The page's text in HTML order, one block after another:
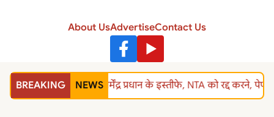
About UsAdvertiseContact Us
BREAKING NEWS
शिक्षा मंत्री धर्मेंद्र प्रधान के इस्तीफे, NTA को रद्द करने,